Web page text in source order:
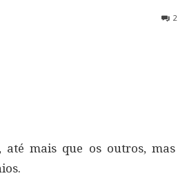
2
até mais que os outros, mas